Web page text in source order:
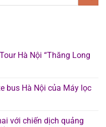
Hà Nội “Thăng Long
bus Hà Nội của Máy lọc
với chiến dịch quảng